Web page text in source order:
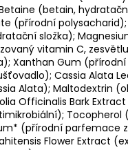
(betain,
(přírodní
složka);
vitamin C,
Xanthan Gum (přírodní
Cassia Alata
Alata); Maltodextrin
Officinalis Bark
Tocopherol
(přírodní parfemace
Flower Extract